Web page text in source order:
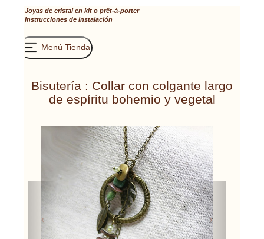
Joyas de cristal en kit o prêt-à-porter
Instrucciones de instalación
Menú Tienda
Bisutería : Collar con colgante largo
de espíritu bohemio y vegetal
Previous Next